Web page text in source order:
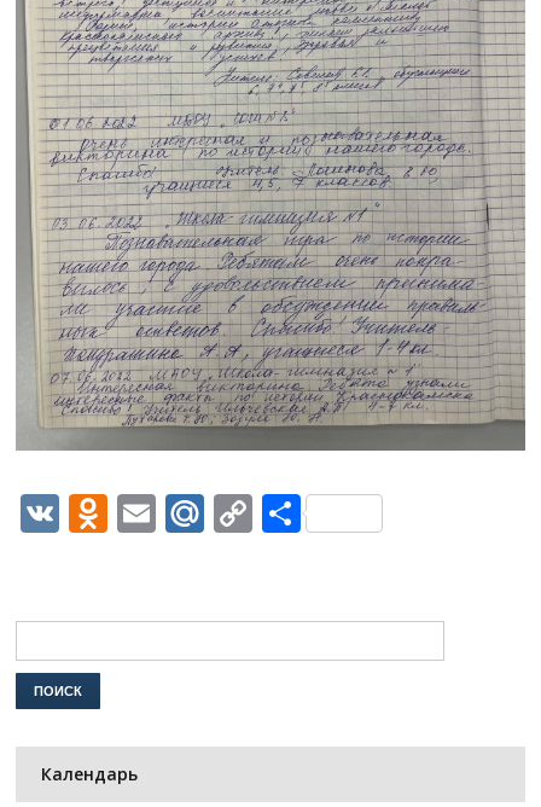
VK Odnoklassniki
EmailMail.Ru
CopyОтправить
Календарь